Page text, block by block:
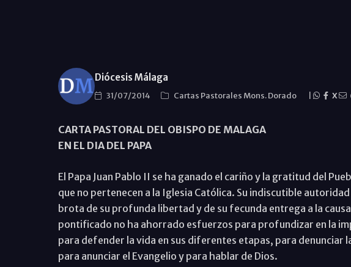
Diócesis Málaga
31/07/2014 Cartas Pastorales Mons. Dorado X
CARTA PASTORAL DEL OBISPO DE MALAGA
EN EL DIA DEL PAPA
El Papa Juan Pablo II se ha ganado el cariño y la gratitud del
que no pertenecen a la Iglesia Católica. Su indiscutible
brota de su profunda libertad y de su fecunda entrega a la
pontificado no ha ahorrado esfuerzos para profundizar en la
para defender la vida en sus diferentes etapas, para denunciar
para anunciar el Evangelio y para hablar de Dios.